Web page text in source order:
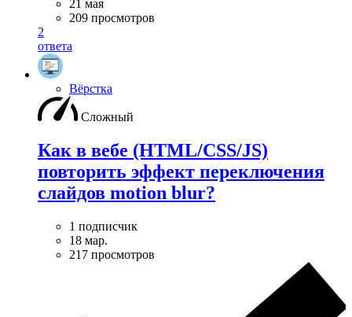
21 мая
209 просмотров
2
ответа
Вёрстка
Сложный
Как в вебе (HTML/CSS/JS)
повторить эффект переключения
слайдов motion blur?
1 подписчик
18 мар.
217 просмотров